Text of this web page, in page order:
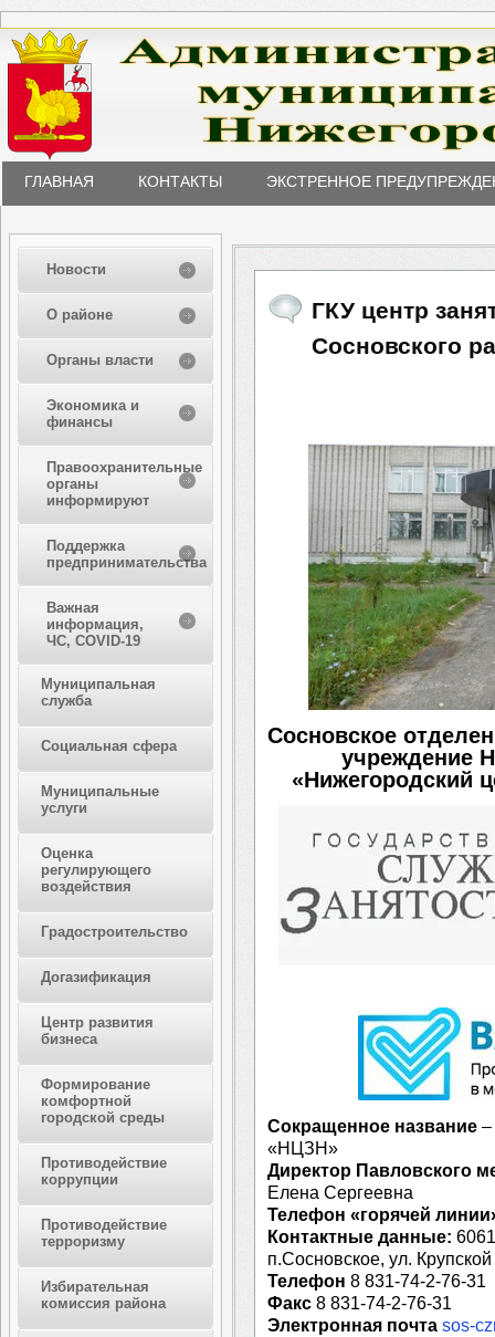
ГЛАВНАЯ КОНТАКТЫ ЭКСТРЕННОЕ
Новости
О районе
Органы власти
Экономика и
финансы
Правоохранительные
органы
информируют
Поддержка
предпринимательства
Важная
информация,
ЧС, COVID-19
Муниципальная
служба
Социальная сфера
Муниципальные
услуги
Оценка
регулирующего
воздействия
Градостроительство
Догазификация
Центр развития
бизнеса
Формирование
комфортной
городской среды
Противодействие
коррупции
Противодействие
терроризму
Избирательная
комиссия района
ГКУ центр
Сосновского
Сосновское
учреждение
«Нижегородский
Сокращенное название–
«НЦЗН»
Директор Павловского
Елена Сергеевна
Телефон «горячей
Контактные данные:
п.Сосновское, ул.
Телефон 8 831-74-2-76-31
Факс8 831-74-2-76-31
Электронная почта sos-